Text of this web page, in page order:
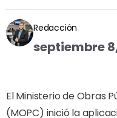
Redacción
septiembre
El Ministerio de Obras
(MOPC) inició la